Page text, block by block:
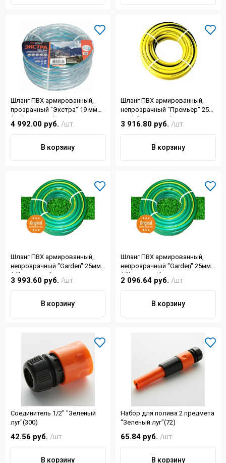
Шланг ПВХ армированный,
прозрачный "Экстра" 19 мм
(3/4) 50м Forplast
4 992.00 руб. /шт.
В корзину
Шланг ПВХ армированный,
непрозрачный "Премьер" 25
мм (1") 50м Forplast
3 916.80 руб. /шт.
В корзину
Шланг ПВХ армированный,
непрозрачный "Garden" 25мм
(1") 50м Forplast
3 993.60 руб. /шт.
В корзину
Шланг ПВХ армированный,
непрозрачный "Garden" 25мм
(1") 25м Forplast
2 096.64 руб. /шт.
В корзину
Соединитель 1/2" "Зеленый
луг"(300)
42.56 руб. /шт.
В корзину
Набор для полива 2 предмета
"Зеленый луг"(72)
65.84 руб. /шт.
В корзину